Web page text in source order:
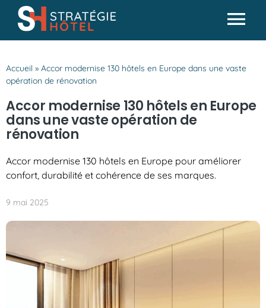
Passer
contenu
Analyses & conseils
Partenaires
Missions SH
Accueil » Accor modernise 130 hôtels en Europe dans une vaste
opération de rénovation
Accor modernise 130 hôtels en Europe
dans une vaste opération de
rénovation
Accor modernise 130 hôtels en Europe pour améliorer
confort, durabilité et cohérence de ses marques.
9 mai 2025